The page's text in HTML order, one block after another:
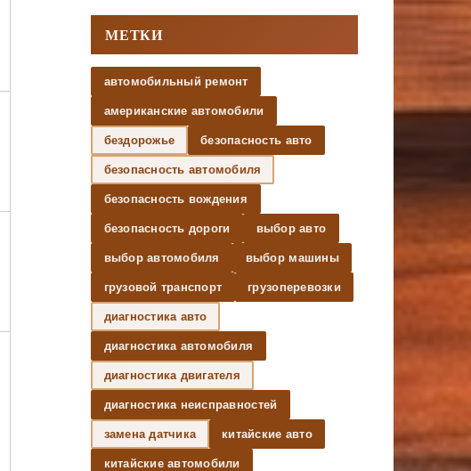
МЕТКИ
автомобильный ремонт
американские автомобили
бездорожье безопасность авто
безопасность автомобиля
безопасность вождения
безопасность дороги выбор авто
выбор автомобиля выбор машины
грузовой транспорт грузоперевозки
диагностика авто
диагностика автомобиля
диагностика двигателя
диагностика неисправностей
замена датчика китайские авто
китайские автомобили